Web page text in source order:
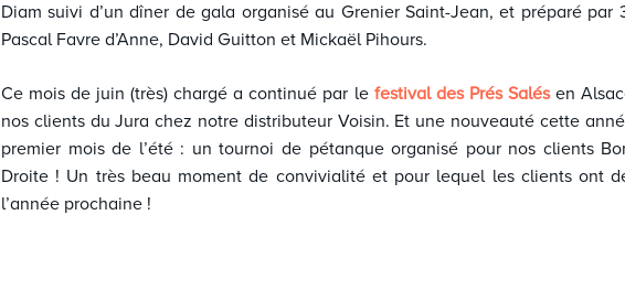
Diam suivi d’un dîner de gala organisé au Grenier Saint-Jean, et préparé par
Pascal Favre d’Anne, David Guitton et Mickaël Pihours.
Ce mois de juin (très) chargé a continué par le festival des Prés Salésen
nos clients du Jura chez notre distributeur Voisin. Et une nouveauté cette
premier mois de l’été : un tournoi de pétanque organisé pour nos clients
Droite ! Un très beau moment de convivialité et pour lequel les clients ont
l’année prochaine !